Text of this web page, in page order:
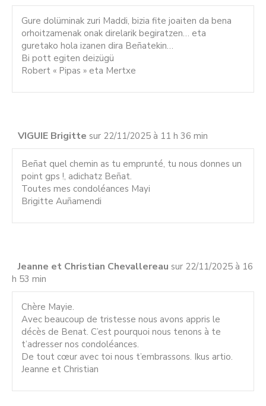
Gure dolüminak zuri Maddi, bizia fite joaiten da bena
orhoitzamenak onak direlarik begiratzen… eta
guretako hola izanen dira Beñatekin…
Bi pott egiten deizügü
Robert « Pipas » eta Mertxe
VIGUIE Brigitte sur 22/11/2025 à 11 h 36 min
Beñat quel chemin as tu emprunté, tu nous donnes un
point gps !, adichatz Beñat.
Toutes mes condoléances Mayi
Brigitte Auñamendi
Jeanne et Christian Chevallereau sur 22/11/2025 à 16
h 53 min
Chère Mayie.
Avec beaucoup de tristesse nous avons appris le
décès de Benat. C’est pourquoi nous tenons à te
t’adresser nos condoléances.
De tout cœur avec toi nous t’embrassons. Ikus artio.
Jeanne et Christian